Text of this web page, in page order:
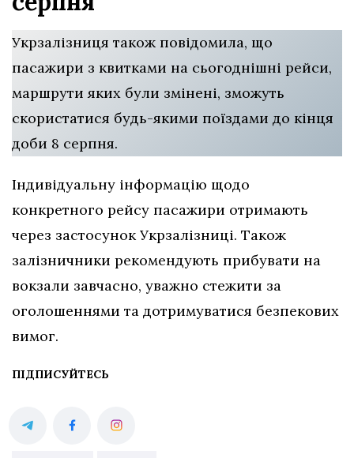
Укрзалізниця також повідомила, що
пасажири з квитками на сьогоднішні рейси,
маршрути яких були змінені, зможуть
скористатися будь-якими поїздами до кінця
доби 8 серпня.
Індивідуальну інформацію щодо
конкретного рейсу пасажири отримають
через застосунок Укрзалізниці. Також
залізничники рекомендують прибувати на
вокзали завчасно, уважно стежити за
оголошеннями та дотримуватися безпекових
вимог.
ПІДПИСУЙТЕСЬ